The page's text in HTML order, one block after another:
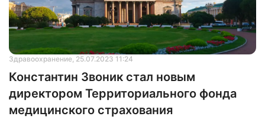
</span><span>цифровизации</span>
Здравоохранение, 25.07.2023 11:24
Константин Звоник стал новым
директором Территориального фонда
медицинского страхования